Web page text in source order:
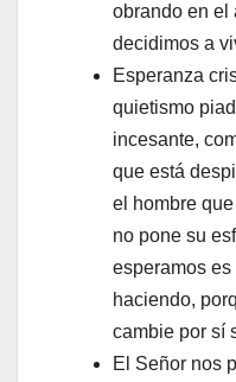
obrando en el
decidimos a
Esperanza
quietismo
incesante,
que está
el hombre
no pone su
esperamos
haciendo,
cambie por sí
El Señor nos